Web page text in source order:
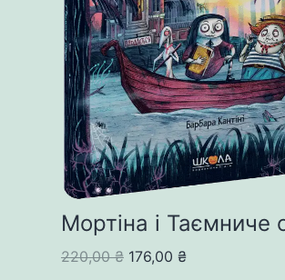
Мортіна і Таємниче
220,00₴ Original
176,00 ₴Current